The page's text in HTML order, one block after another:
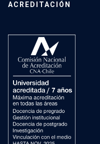
ACREDITACIÓN